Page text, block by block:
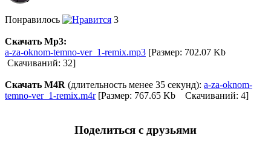
Понравилось 3
Скачать Mp3:
a-za-oknom-temno-ver_1-remix.mp3 [Размер: 702.07 Kb
Скачиваний: 32]
Скачать M4R (длительность менее 35 секунд): a-za-oknom-
temno-ver_1-remix.m4r[Размер: 767.65 Kb Скачиваний: 4]
Поделиться с друзьями